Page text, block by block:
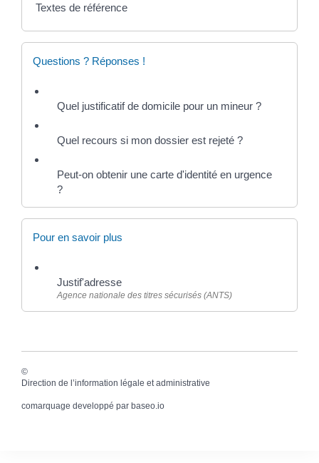
Textes de référence
Questions ? Réponses !
Quel justificatif de domicile pour un mineur ?
Quel recours si mon dossier est rejeté ?
Peut-on obtenir une carte d'identité en urgence
?
Pour en savoir plus
Justif'adresse
Agence nationale des titres sécurisés (ANTS)
©
Direction de l’information légale et administrative
comarquage developpé par baseo.io